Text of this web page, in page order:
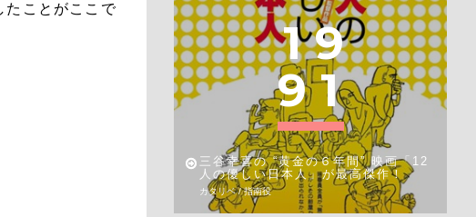
たことがここで
1 9
9 1
三谷幸喜の “黄金の６年間” 映画「12
人の優しい日本人」が最高傑作！
カタリベ / 指南役